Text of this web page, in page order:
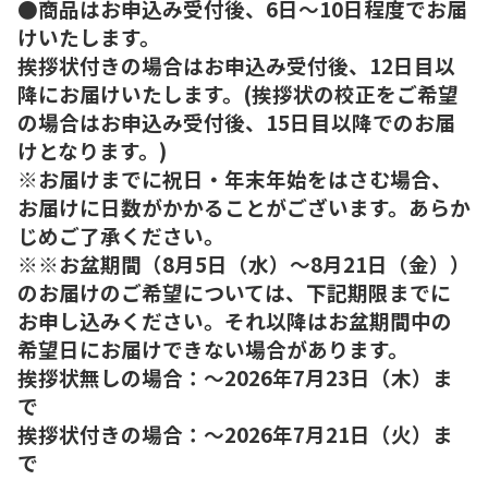
●商品はお申込み受付後、6日～10日程度でお届
けいたします。
挨拶状付きの場合はお申込み受付後、12日目以
降にお届けいたします。(挨拶状の校正をご希望
の場合はお申込み受付後、15日目以降でのお届
けとなります。)
※お届けまでに祝日・年末年始をはさむ場合、
お届けに日数がかかることがございます。あらか
じめご了承ください。
※※お盆期間（8月5日（水）～8月21日（金））
のお届けのご希望については、下記期限までに
お申し込みください。それ以降はお盆期間中の
希望日にお届けできない場合があります。
挨拶状無しの場合：～2026年7月23日（木）ま
で
挨拶状付きの場合：～2026年7月21日（火）ま
で